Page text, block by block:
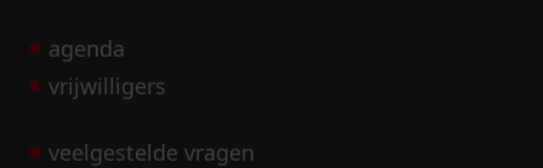
agenda
vrijwilligers
veelgestelde vragen